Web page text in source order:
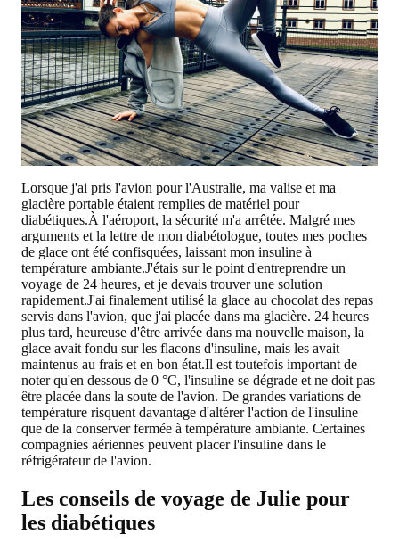
Lorsque j'ai pris l'avion pour l'Australie, ma valise et ma
glacière portable étaient remplies de matériel pour
diabétiques.À l'aéroport, la sécurité m'a arrêtée. Malgré mes
arguments et la lettre de mon diabétologue, toutes mes poches
de glace ont été confisquées, laissant mon insuline à
température ambiante.J'étais sur le point d'entreprendre un
voyage de 24 heures, et je devais trouver une solution
rapidement.J'ai finalement utilisé la glace au chocolat des repas
servis dans l'avion, que j'ai placée dans ma glacière. 24 heures
plus tard, heureuse d'être arrivée dans ma nouvelle maison, la
glace avait fondu sur les flacons d'insuline, mais les avait
maintenus au frais et en bon état.Il est toutefois important de
noter qu'en dessous de 0 °C, l'insuline se dégrade et ne doit pas
être placée dans la soute de l'avion. De grandes variations de
température risquent davantage d'altérer l'action de l'insuline
que de la conserver fermée à température ambiante. Certaines
compagnies aériennes peuvent placer l'insuline dans le
réfrigérateur de l'avion.
Les conseils de voyage de Julie pour
les diabétiques